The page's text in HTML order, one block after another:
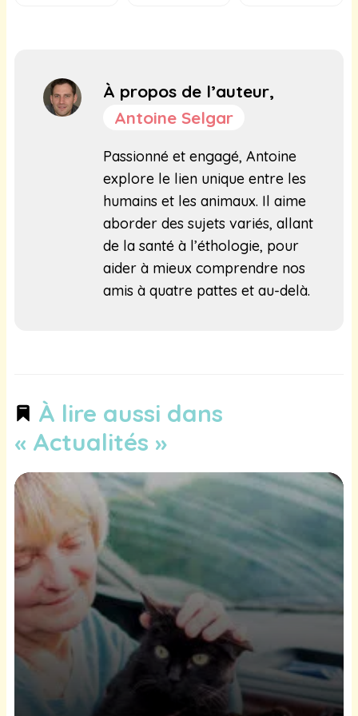
À propos de l’auteur,
Antoine Selgar
Passionné et engagé, Antoine
explore le lien unique entre les
humains et les animaux. Il aime
aborder des sujets variés, allant
de la santé à l’éthologie, pour
aider à mieux comprendre nos
amis à quatre pattes et au-delà.
À lire aussi dans
« Actualités »